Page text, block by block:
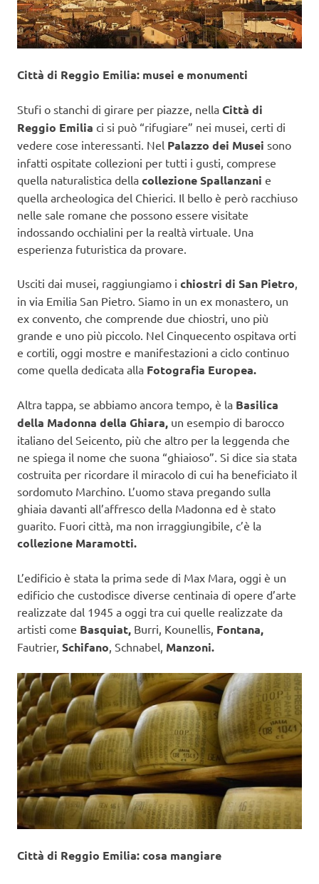
Città di Reggio Emilia: musei e monumenti
Stufi o stanchi di girare per piazze, nella Città di
Reggio Emilia ci si può “rifugiare” nei musei, certi di
vedere cose interessanti. Nel Palazzo dei Musei sono
infatti ospitate collezioni per tutti i gusti, comprese
quella naturalistica della collezione Spallanzani e
quella archeologica del Chierici. Il bello è però racchiuso
nelle sale romane che possono essere visitate
indossando occhialini per la realtà virtuale. Una
esperienza futuristica da provare.
Usciti dai musei, raggiungiamo i chiostri di San Pietro
in via Emilia San Pietro. Siamo in un ex monastero, un
ex convento, che comprende due chiostri, uno più
grande e uno più piccolo. Nel Cinquecento ospitava orti
e cortili, oggi mostre e manifestazioni a ciclo continuo
come quella dedicata alla Fotografia Europea.
Altra tappa, se abbiamo ancora tempo, è la Basilica
della Madonna della Ghiara, un esempio di barocco
italiano del Seicento, più che altro per la leggenda che
ne spiega il nome che suona “ghiaioso”. Si dice sia stata
costruita per ricordare il miracolo di cui ha beneficiato il
sordomuto Marchino. L’uomo stava pregando sulla
ghiaia davanti all’affresco della Madonna ed è stato
guarito. Fuori città, ma non irraggiungibile, c’è la
collezione Maramotti.
L’edificio è stata la prima sede di Max Mara, oggi è un
edificio che custodisce diverse centinaia di opere d’arte
realizzate dal 1945 a oggi tra cui quelle realizzate da
artisti come Basquiat, Burri, Kounellis, Fontana,
Fautrier, Schifano , Schnabel, Manzoni.
Città di Reggio Emilia: cosa mangiare